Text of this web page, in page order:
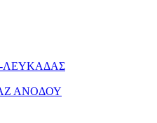
ΛΕΥΚΑΔΑΣ
ΑΝΟΔΟΥ